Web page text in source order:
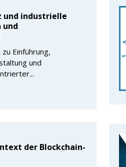
und industrielle
und
Einführung,
und
der Blockchain-